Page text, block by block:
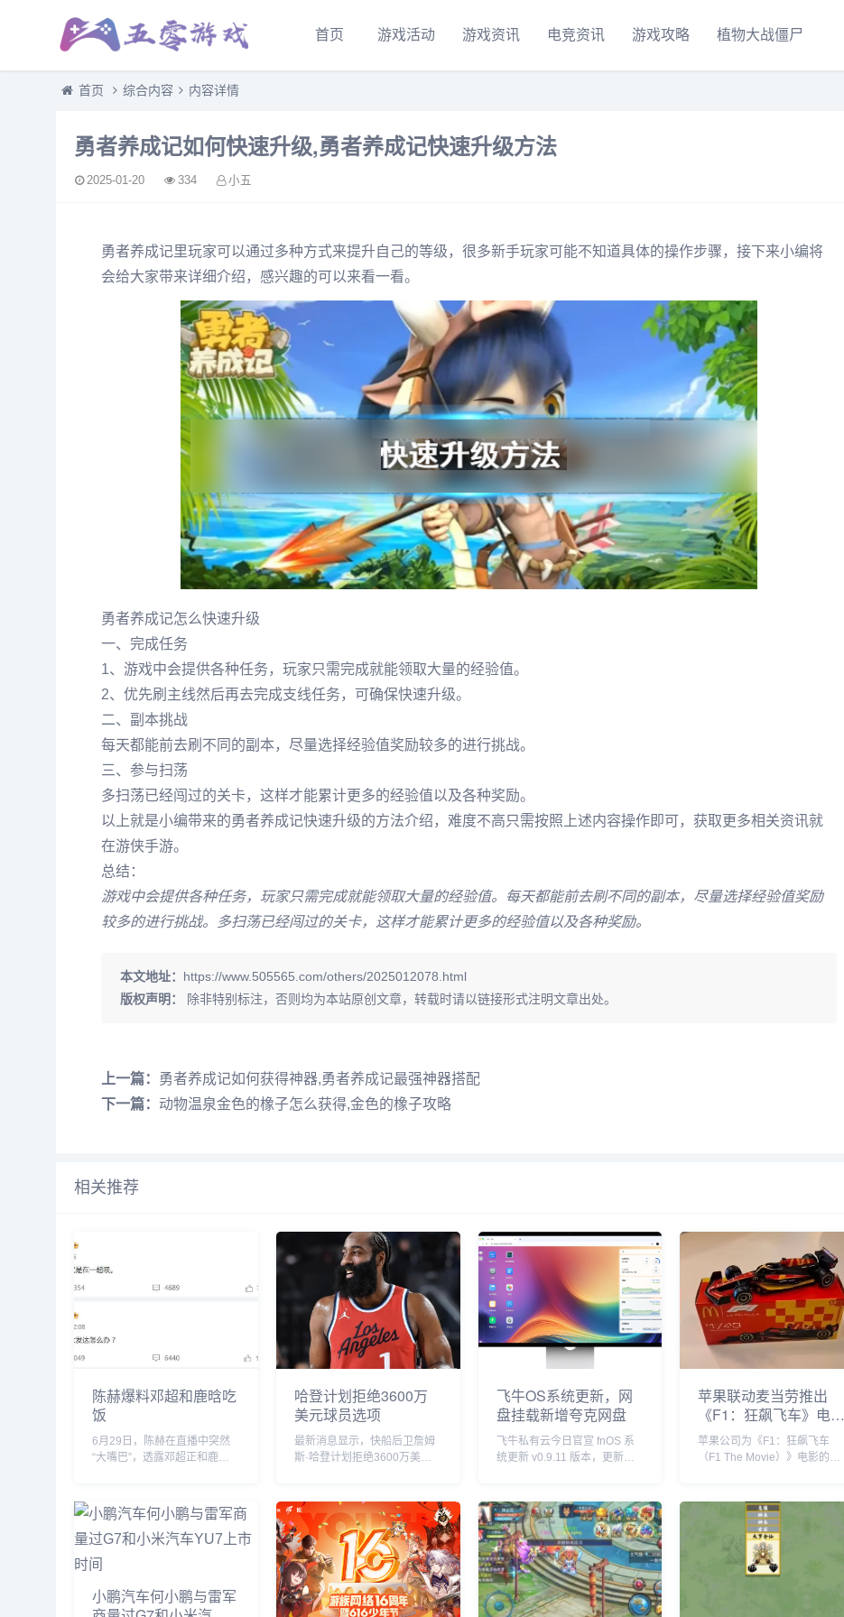
首页 游戏活动 游戏资讯 电竞资讯 游戏攻略 植物大战僵尸
首页 综合内容 内容详情
勇者养成记如何快速升级,勇者养成记快速升级方法
2025-01-20 334 小五
勇者养成记里玩家可以通过多种方式来提升自己的等级，很多新手玩家可能不知道具体的操作步骤，接下来小编将
会给大家带来详细介绍，感兴趣的可以来看一看。
勇者养成记怎么快速升级
一、完成任务
1、游戏中会提供各种任务，玩家只需完成就能领取大量的经验值。
2、优先刷主线然后再去完成支线任务，可确保快速升级。
二、副本挑战
每天都能前去刷不同的副本，尽量选择经验值奖励较多的进行挑战。
三、参与扫荡
多扫荡已经闯过的关卡，这样才能累计更多的经验值以及各种奖励。
以上就是小编带来的勇者养成记快速升级的方法介绍，难度不高只需按照上述内容操作即可，获取更多相关资讯就
在游侠手游。
总结：
游戏中会提供各种任务，玩家只需完成就能领取大量的经验值。每天都能前去刷不同的副本，尽量选择经验值奖励
较多的进行挑战。多扫荡已经闯过的关卡，这样才能累计更多的经验值以及各种奖励。
本文地址： https://www.505565.com/others/2025012078.html
版权声明：
除非特别标注，否则均为本站原创文章，转载时请以链接形式注明文章出处。
上一篇： 勇者养成记如何获得神器,勇者养成记最强神器搭配
下一篇： 动物温泉金色的橡子怎么获得,金色的橡子攻略
相关推荐
陈赫爆料邓超和鹿晗吃
饭
6月29日，陈赫在直播中突然
“大嘴巴”，透露邓超正和鹿晗
要直播自己也去吃饭了”。没想
到，当天邓超就在微博发文回
应：“反正就是在一起呗”，配
文简短却...
哈登计划拒绝3600万
美元球员选项
最新消息显示，快船后卫詹姆
斯·哈登计划拒绝3600万美元
飞牛OS系统更新，网
盘挂载新增夸克网盘
飞牛私有云今日官宣 fnOS 系
统更新 v0.9.11 版本，更新内
偏好”设置、优化硬盘类型
（HDD、SSD）的识别等。飞
牛 f...
苹果联动麦当劳推出
《F1：狂飙飞车》电影
套餐
苹果公司为《F1：狂飙飞车
（F1 The Movie）》电影的全
了趣味合作，粉丝们可以购买
F1 主题套餐，并把独家定制的
迷你赛车带回家。...
小鹏汽车何小鹏与雷军